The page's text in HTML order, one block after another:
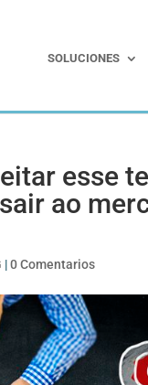
SOLUCIONES
esse
ao
|0 Comentarios